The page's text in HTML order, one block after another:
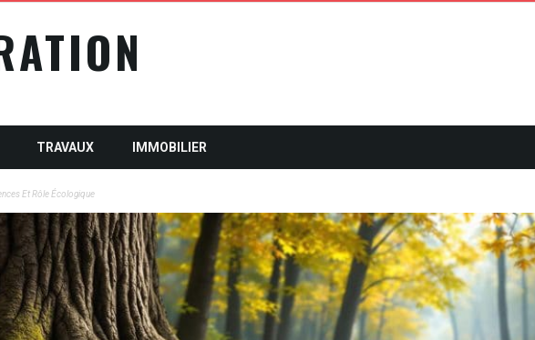
TRAVAUX IMMOBILIER
Et Rôle Écologique